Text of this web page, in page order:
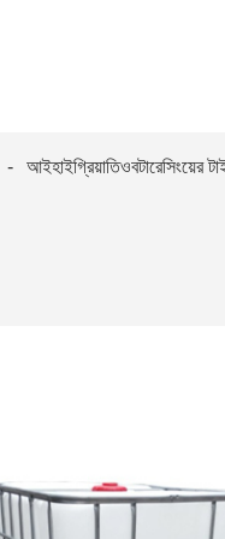
আইহাইগ্রিয়াতিওবটারেসিংয়ের